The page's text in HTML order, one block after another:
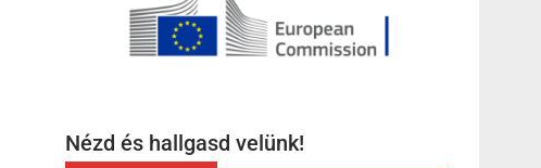
Nézd és hallgasd velünk!